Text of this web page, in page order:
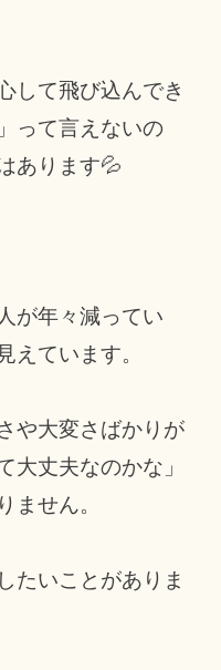
して飛び込んでき
って言えないの
あります💦
が年々減ってい
えています。
や大変さばかりが
大丈夫なのかな」
ません。
たいことがありま